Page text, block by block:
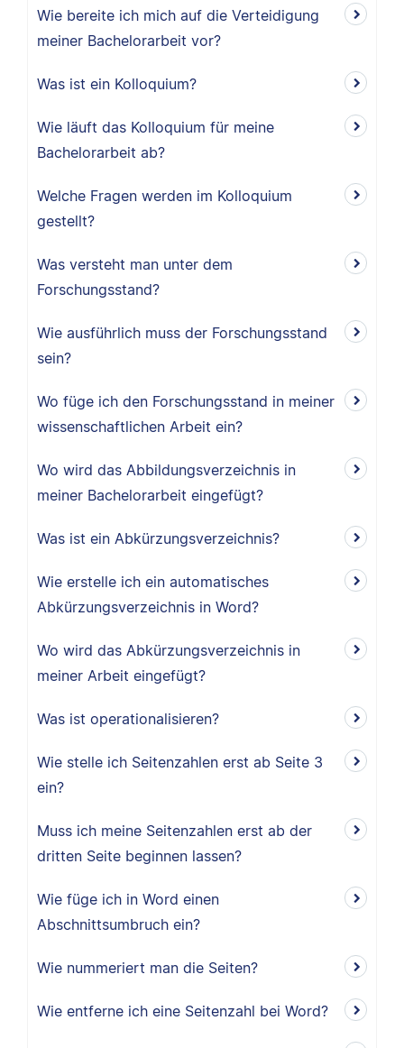
Wie bereite ich mich auf die Verteidigung
meiner Bachelorarbeit vor?
Was ist ein Kolloquium?
Wie läuft das Kolloquium für meine
Bachelorarbeit ab?
Welche Fragen werden im Kolloquium
gestellt?
Was versteht man unter dem
Forschungsstand?
Wie ausführlich muss der Forschungsstand
sein?
Wo füge ich den Forschungsstand in meiner
wissenschaftlichen Arbeit ein?
Wo wird das Abbildungsverzeichnis in
meiner Bachelorarbeit eingefügt?
Was ist ein Abkürzungsverzeichnis?
Wie erstelle ich ein automatisches
Abkürzungsverzeichnis in Word?
Wo wird das Abkürzungsverzeichnis in
meiner Arbeit eingefügt?
Was ist operationalisieren?
Wie stelle ich Seitenzahlen erst ab Seite 3
ein?
Muss ich meine Seitenzahlen erst ab der
dritten Seite beginnen lassen?
Wie füge ich in Word einen
Abschnittsumbruch ein?
Wie nummeriert man die Seiten?
Wie entferne ich eine Seitenzahl bei Word?